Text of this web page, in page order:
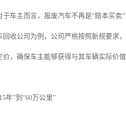
车主而言，报废汽车不再是“赔本买卖
回收公司为例，公司严格按照新规要求
价，确保车主能够获得与其车辆实际价
年”到“60万公里”